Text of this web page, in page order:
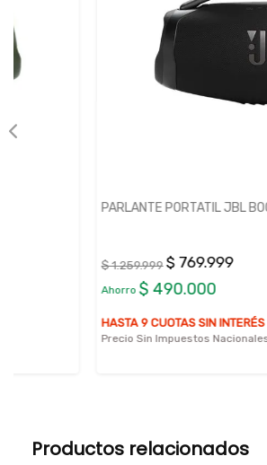
PARLANTE PORTATIL JBL BOOMBOX 3
$ 769.999
$ 490.000
HASTA 9 CUOTAS SIN INTERÉS
Precio Sin Impuestos Nacionales:$ 636.362,81
Productos relacionados